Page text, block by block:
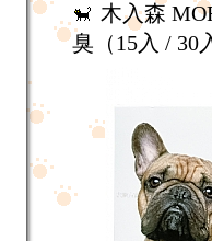
木入森
臭（15入 / 30